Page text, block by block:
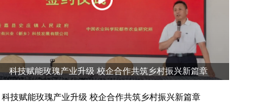
科技赋能玫瑰产业升级 校企合作共筑乡村振兴新篇章
科技赋能玫瑰产业升级 校企合作共筑乡村振兴新篇章